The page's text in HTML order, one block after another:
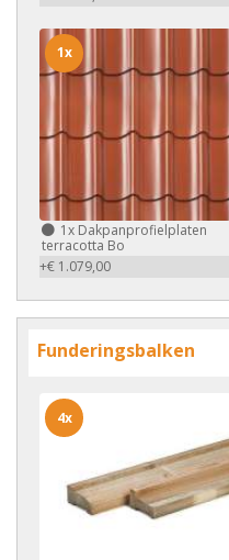
1x Dakpanprofielplaten
terracotta Bo
+€ 1.079,00
1x
Funderingsbalken
4x